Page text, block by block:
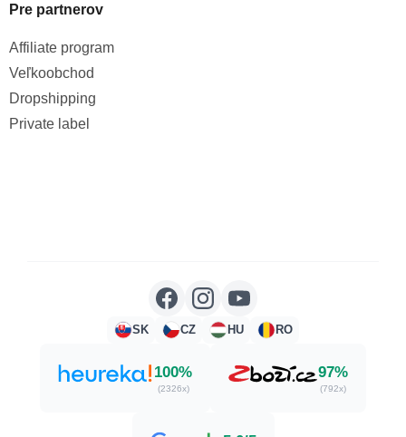
Pre partnerov
Affiliate program
Veľkoobchod
Dropshipping
Private label
SK CZ HU RO
100%
(2326x)
97%
(792x)